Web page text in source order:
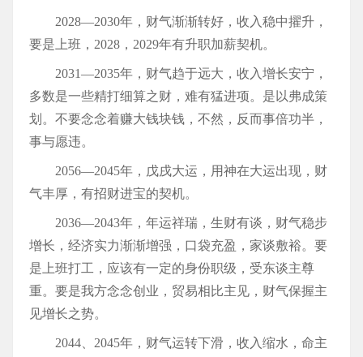
2028—2030年，财气渐渐转好，收入稳中擢升，
要是上班，2028，2029年有升职加薪契机。
2031—2035年，财气趋于远大，收入增长安宁，
多数是一些精打细算之财，难有猛进项。是以弗成策
划。不要念念着赚大钱块钱，不然，反而事倍功半，
事与愿违。
2056—2045年，戊戌大运，用神在大运出现，财
气丰厚，有招财进宝的契机。
2036—2043年，年运祥瑞，生财有谈，财气稳步
增长，经济实力渐渐增强，口袋充盈，家谈敷裕。要
是上班打工，应该有一定的身份职级，受东谈主尊
重。要是我方念念创业，贸易相比主见，财气保握主
见增长之势。
2044、2045年，财气运转下滑，收入缩水，命主